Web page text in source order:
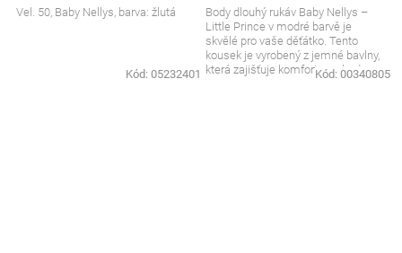
Vel. 50, Baby Nellys, barva: žlutá
Kód: 05232401
Body dlouhý rukáv Baby Nellys –
Little Prince v modré barvě je
skvělé pro vaše děťátko. Tento
kousek je vyrobený z jemné bavlny,
která zajišťuje komfort a pohodu po
Kód: 00340805